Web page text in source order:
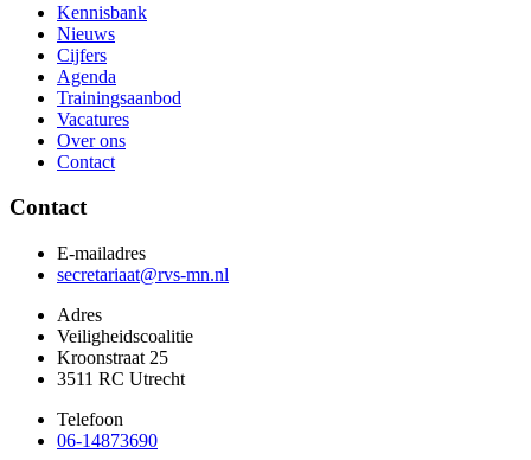
Kennisbank
Nieuws
Cijfers
Agenda
Trainingsaanbod
Vacatures
Over ons
Contact
Contact
E-mailadres
secretariaat@rvs-mn.nl
Adres
Veiligheidscoalitie
Kroonstraat 25
3511 RC Utrecht
Telefoon
06-14873690